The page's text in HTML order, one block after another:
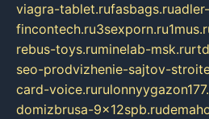
viagra-tablet.rufasbags.ru
fincontech.ru3sexporn.ru
rebus-toys.ruminelab-msk.ru
seo-prodvizhenie-sajtov-
card-voice.ru
domizbrusa-9x12spb.ru